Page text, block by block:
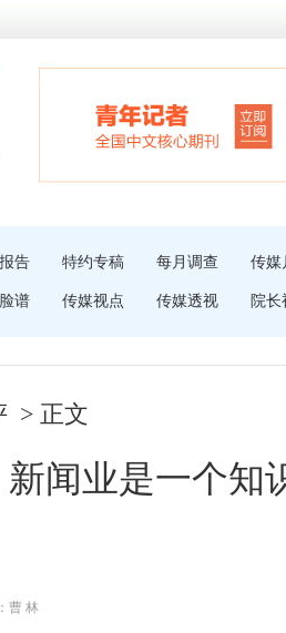
告 特约专稿 每月调查 传媒
谱 传媒视点 传媒透视 院长
> 正文
闻业是一个知
曹 林